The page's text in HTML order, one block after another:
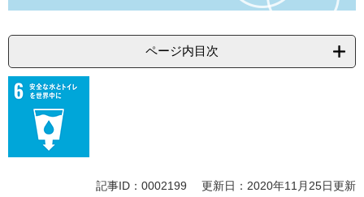
へ
ページ内目次
記事ID：0002199 更新日：2020年11月25日更新